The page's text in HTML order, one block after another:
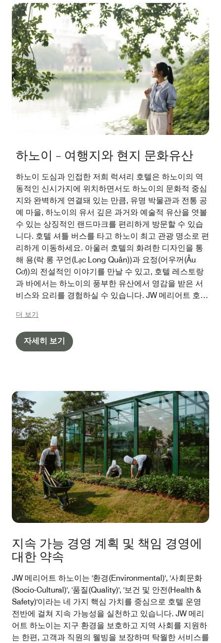
하노이 – 여행지와 현지 문화유산
하노이 도심과 인접한 저희 럭셔리 호텔은 하노이의 역
동적인 신시가지에 위치하면서도 하노이의 문화적 중심
지와 완벽하게 연결돼 있는 만큼, 유명 박물관과 전통 공
예 마을, 하노이의 유서 깊은 과거와 예술적 유산을 엿볼
수 있는 상징적인 랜드마크를 편리하게 방문할 수 있습
니다. 호텔 셔틀 버스를 타고 하노이 최고 관광 명소로 편
리하게 이동하세요. 아울러 호텔의 화려한 디자인을 통
해 용(락 롱 꾸언(Lạc Long Quân))과 요정(어우꺼(Âu
Cơ))의 전설적인 이야기를 만날 수 있고, 호텔 레스토랑
과 바에서는 하노이의 풍부한 유산에서 영감을 받은 서
비스와 요리를 경험하실 수 있습니다. JW 메리어트 호텔
것입니다.
더 보기
자세히 보기
지속 가능 경영 계획 및 책임 경영에
대한 약속
JW 메리어트 하노이는 '환경(Environmental)', '사회문화
(Socio-Cultural)', '품질(Quality)', '보건 및 안전(Health &
Safety)'이라는 네 가지 핵심 가치를 중심으로 호텔 운영
전반에 걸쳐 지속 가능성을 실천하고 있습니다. JW 메리
어트 하노이는 지구 환경을 보호하고 지역 사회를 지원하
는 한편, 고객과 직원의 웰빙을 보장하며 탁월한 서비스를